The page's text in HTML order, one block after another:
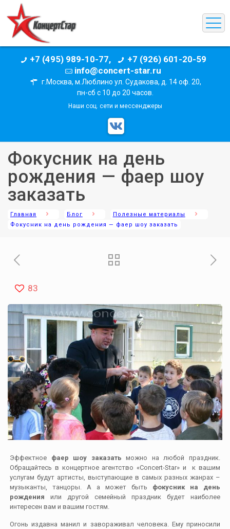
+7 (495) 989-10-77,
+7 (926) 601-20-59
info@concert-star.ru
г.Москва, м.Люблино ул. Судакова, д. 14 оф. 20,
пн-сб с 10 до 20 часов.
Наши соц. сети и мессенджеры
Фокусник на день
рождения — фаер шоу
заказать
Главная Блог
Полезные материалы
Фокусник на день рождения — фаер шоу заказать
83
Эффектное фаер шоу заказать можно на любой праздник.
Обращайтесь в концертное агентство «Concert-Star» и к вашим
услугам будут артисты, выступающие в самых разных жанрах –
музыканты, танцоры. А а может быть фокусник на день
рождения или другой семейный праздник будет наиболее
интересен вам и вашим гостям.
Огонь издавна манил и завораживал человека. Ему приносили